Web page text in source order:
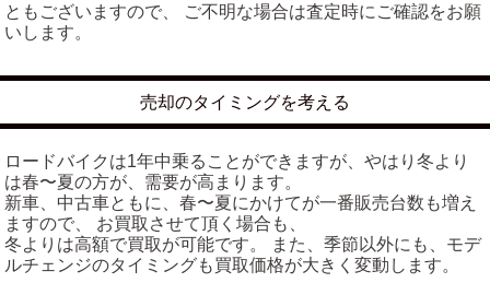
ともございますので、 ご不明な場合は査定時にご確認をお願
いします。
売却のタイミングを考える
ロードバイクは1年中乗ることができますが、やはり冬より
は春〜夏の方が、需要が高まります。
新車、中古車ともに、春〜夏にかけてが一番販売台数も増え
ますので、 お買取させて頂く場合も、
冬よりは高額で買取が可能です。 また、季節以外にも、モデ
ルチェンジのタイミングも買取価格が大きく変動します。